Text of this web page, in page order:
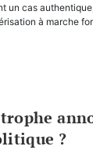
un cas
à marche
?